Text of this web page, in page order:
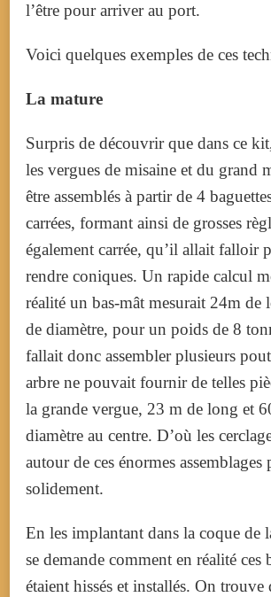
l’être pour arriver au port.
Voici quelques exemples de ces
La mature
Surpris de découvrir que dans ce
les vergues de misaine et du grand
être assemblés à partir de 4
carrées, formant ainsi de grosses
également carrée, qu’il allait falloir
rendre coniques. Un rapide calcul
réalité un bas-mât mesurait 24m de
de diamètre, pour un poids de 8
fallait donc assembler plusieurs
arbre ne pouvait fournir de telles
la grande vergue, 23 m de long et
diamètre au centre. D’où les
autour de ces énormes
solidement.
En les implantant dans la coque de
se demande comment en réalité ces
étaient hissés et installés. On trouve